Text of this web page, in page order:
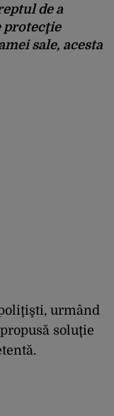
de a
protecţie
sale, acesta
urmând
soluţie